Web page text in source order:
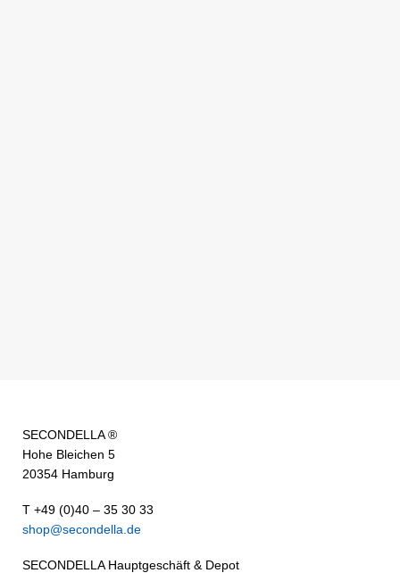
SECONDELLA ®
Hohe Bleichen 5
20354 Hamburg
T +49 (0)40 – 35 30 33
shop@secondella.de
SECONDELLA Hauptgeschäft & Depot